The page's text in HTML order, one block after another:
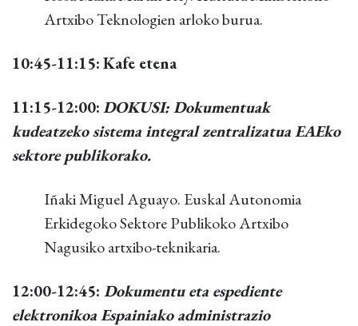
Artxibo Teknologien arloko burua.
10:45-11:15:Kafe etena
11:15-12:00:DOKUSI: Dokumentuak
kudeatzeko sistema integral zentralizatua EAEko
sektore publikorako.
Iñaki Miguel Aguayo. Euskal Autonomia
Erkidegoko Sektore Publikoko Artxibo
Nagusiko artxibo-teknikaria.
12:00-12:45: Dokumentu eta espediente
elektronikoa Espainiako administrazio